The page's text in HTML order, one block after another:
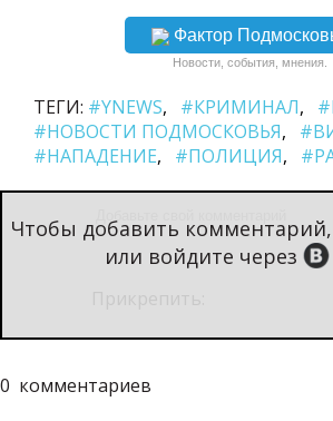
Фактор
Новости, события, мнения.
ТЕГИ: #YNEWS #КРИМИНАЛ
#НОВОСТИ ПОДМОСКОВЬЯ
#НАПАДЕНИЕ
#ПОЛИЦИЯ
Чтобы добавить комментарий,
или войдите через
0 комментариев